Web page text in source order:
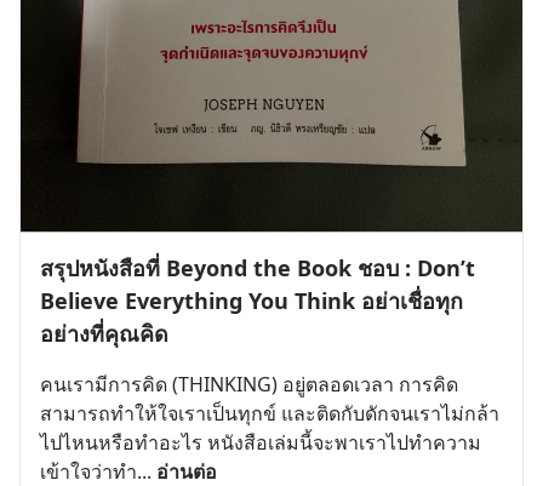
สรุปหนังสือที่ Beyond the Book ชอบ : Don’t
Believe Everything You Think อย่าเชื่อทุก
อย่างที่คุณคิด
คนเรามีการคิด (THINKING) อยู่ตลอดเวลา การคิด
สามารถทำให้ใจเราเป็นทุกข์ และติดกับดักจนเราไม่กล้า
ไปไหนหรือทำอะไร หนังสือเล่มนี้จะพาเราไปทำความ
เข้าใจว่าทำ... อ่านต่อ